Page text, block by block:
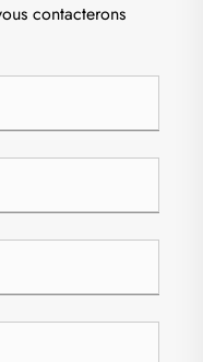
contacterons